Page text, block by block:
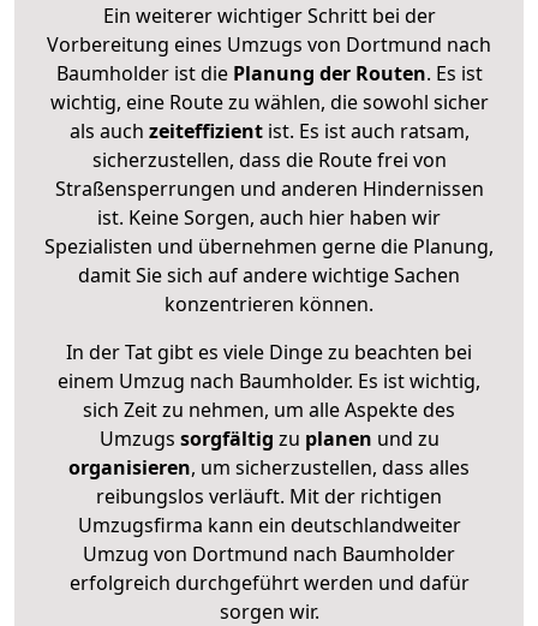
Ein weiterer wichtiger Schritt bei der
Vorbereitung eines Umzugs von Dortmund nach
Baumholder ist diePlanung der Routen. Es ist
wichtig, eine Route zu wählen, die sowohl sicher
als auch zeiteffizientist. Es ist auch ratsam,
sicherzustellen, dass die Route frei von
Straßensperrungen und anderen Hindernissen
ist. Keine Sorgen, auch hier haben wir
Spezialisten und übernehmen gerne die Planung,
damit Sie sich auf andere wichtige Sachen
konzentrieren können.
In der Tat gibt es viele Dinge zu beachten bei
einem Umzug nach Baumholder. Es ist wichtig,
sich Zeit zu nehmen, um alle Aspekte des
Umzugs sorgfältig zu planen und zu
organisieren, um sicherzustellen, dass alles
reibungslos verläuft. Mit der richtigen
Umzugsfirma kann ein deutschlandweiter
Umzug von Dortmund nach Baumholder
erfolgreich durchgeführt werden und dafür
sorgen wir.